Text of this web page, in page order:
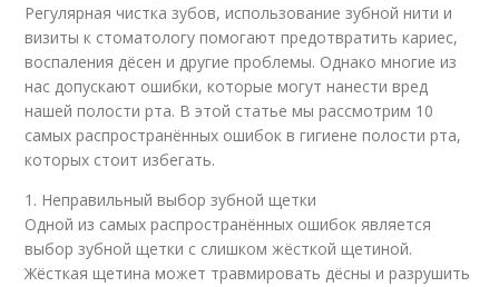
Регулярная чистка зубов, использование зубной нити и
визиты к стоматологу помогают предотвратить кариес,
воспаления дёсен и другие проблемы. Однако многие из
нас допускают ошибки, которые могут нанести вред
нашей полости рта. В этой статье мы рассмотрим 10
самых распространённых ошибок в гигиене полости рта,
которых стоит избегать.
1. Неправильный выбор зубной щетки
Одной из самых распространённых ошибок является
выбор зубной щетки с слишком жёсткой щетиной.
Жёсткая щетина может травмировать дёсны и разрушить